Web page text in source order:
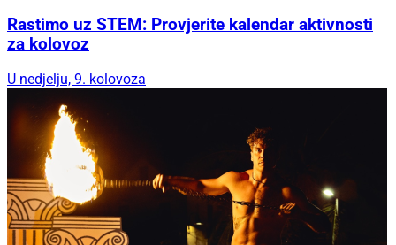
Rastimo uz STEM: Provjerite kalendar aktivnosti
za kolovoz
U nedjelju, 9. kolovoza